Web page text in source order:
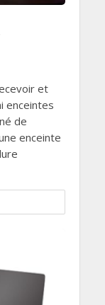
et
enceintes
de
enceinte